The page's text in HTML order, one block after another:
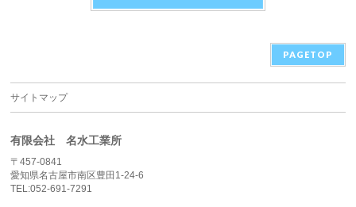
PAGETOP
サイトマップ
有限会社 名水工業所
〒457-0841
愛知県名古屋市南区豊田1-24-6
TEL:052-691-7291